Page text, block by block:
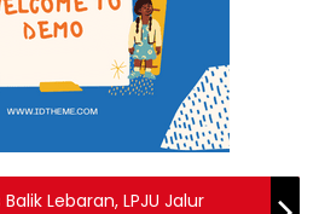
Lebaran, LPJU Jalur